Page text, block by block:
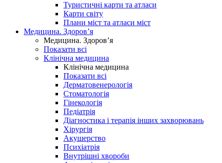
Туристичні карти та атласи
Карти світу
Плани міст та атласи міст
Медицина. Здоров’я
Медицина. Здоров’я
Показати всі
Клінічна медицина
Клінічна медицина
Показати всі
Дерматовенерологія
Стоматологія
Гінекологія
Педіатрія
Діагностика і терапія інших захворювань
Хірургія
Акушерство
Психіатрія
Внутрішні хвороби